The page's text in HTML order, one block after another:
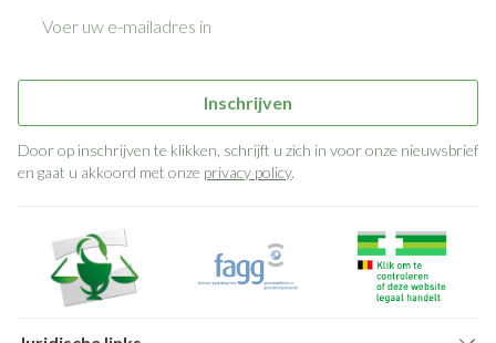
Inschrijven
Door op inschrijven te klikken, schrijft u zich in voor onze nieuwsbrief
en gaat u akkoord met onze privacy policy.